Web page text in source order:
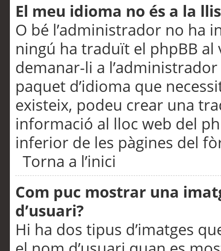
El meu idioma no és a la
O bé l’administrador no ha
ningú ha traduït el phpBB
demanar-li a
paquet d’idioma que
existeix, podeu crear una
informació al lloc web del
inferior de les pàgines del
Torna a l’inici
Com puc mostrar una
d’usuari?
Hi ha dos tipus d’imatges